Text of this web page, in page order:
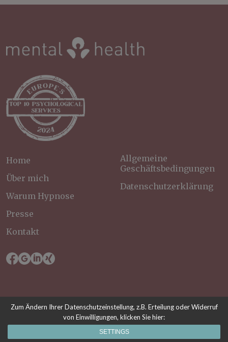
Home
Über mich
Warum Hypnose
Presse
Kontakt
Allgemeine
Geschäftsbedingungen
Datenschutzerklärung
© 2026 Mental Health Wien. All rights reserved.
Zum Ändern Ihrer Datenschutzeinstellung, z.B. Erteilung oder Widerruf
von Einwilligungen, klicken Sie hier:
SETTINGS